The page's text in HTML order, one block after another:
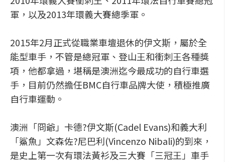
軍，以及2013年環義大賽總季軍。
2015年2月正式從職業車壇退休的伊文斯，屬於全
能型車手，不管是總冠軍、登山王和衝刺王各種獎
項，他都拿過，堪稱是澳洲迄今最成功的自行車選
手，目前仍然擔任BMC自行車品牌大使，積極推廣
自行車運動。
澳洲「冏爺」卡德?伊文斯(Cadel Evans)和義大利
「鯊魚」文森佐?尼巴利(Vincenzo Nibali)的到來，
是史上第一次有環法黃衫及三大賽「三冠王」車手